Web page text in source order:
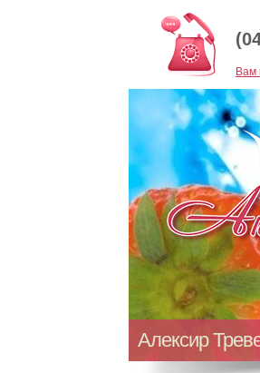
Baм
Алексир